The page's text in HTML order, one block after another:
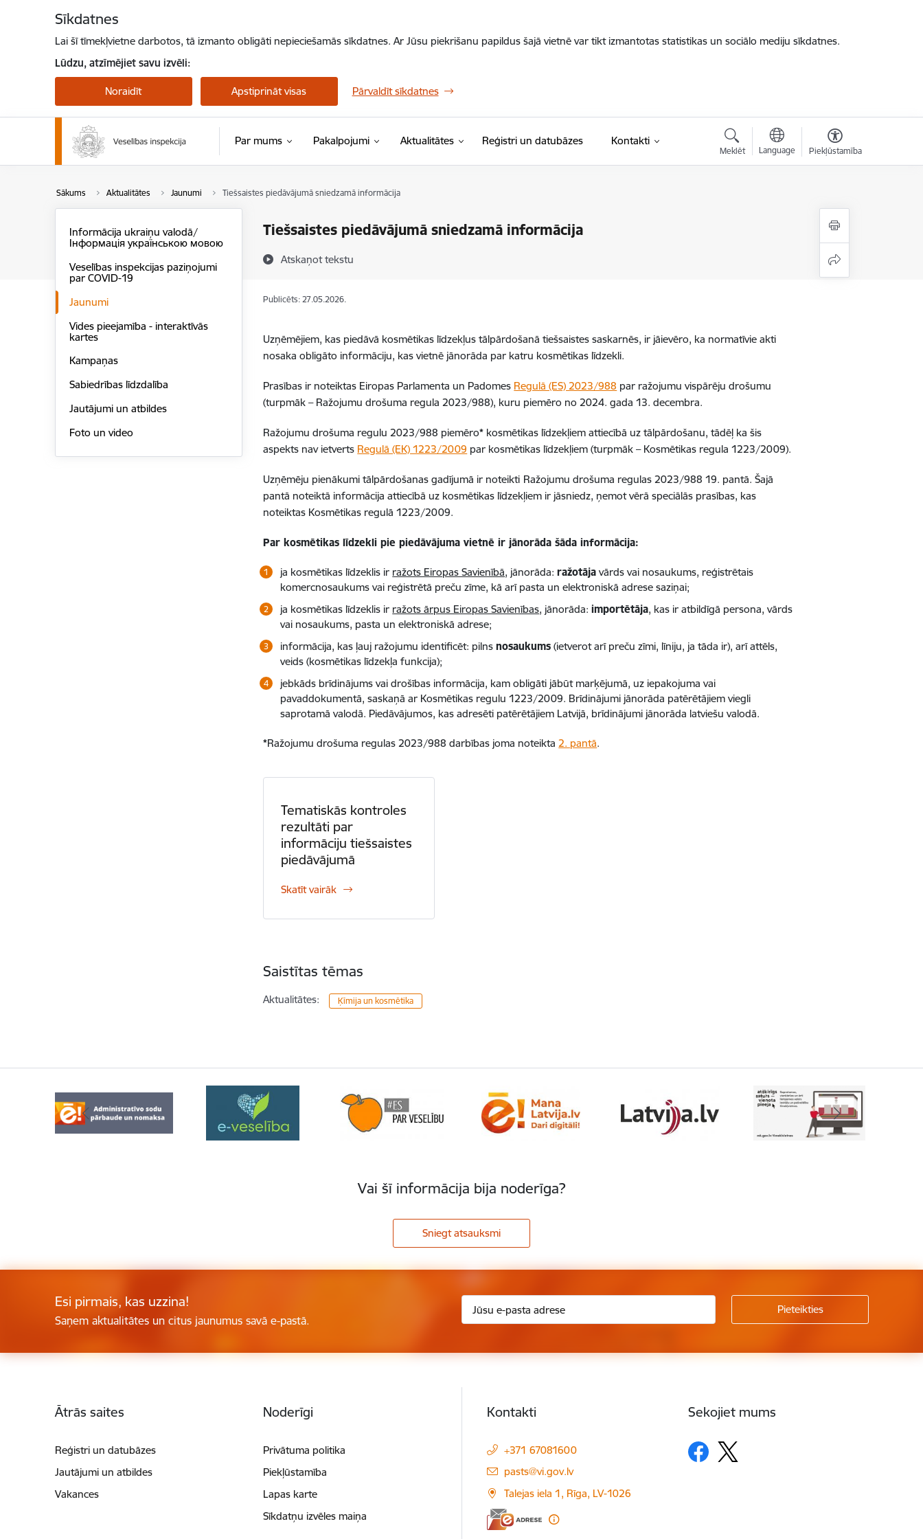
Sīkdatnes
Lai šī tīmekļvietne darbotos, tā izmanto obligāti nepieciešamās sīkdatnes. Ar Jūsu piekrišanu papildus šajā vietnē var tikt izmantotas statistikas un sociālo mediju sīkdatnes.
Lūdzu, atzīmējiet savu izvēli:
Noraidīt Apstiprināt visas Pārvaldīt sīkdatnes
Par mums Pakalpojumi Aktualitātes Reģistri un datubāzes Kontakti
Meklēt Language Piekļūstamība
Sākums Aktualitātes Jaunumi Tiešsaistes piedāvājumā sniedzamā informācija
Tiešsaistes piedāvājumā sniedzamā informācija
Atskaņot tekstu
Informācija ukraiņu valodā/
Інформація українською мовою
Veselības inspekcijas paziņojumi
par COVID-19
Jaunumi
Vides pieejamība - interaktīvās
kartes
Kampaņas
Sabiedrības līdzdalība
Jautājumi un atbildes
Foto un video
Publicēts: 27.05.2026.
Uzņēmējiem, kas piedāvā kosmētikas līdzekļus tālpārdošanā tiešsaistes saskarnēs, ir jāievēro, ka normatīvie akti
nosaka obligāto informāciju, kas vietnē jānorāda par katru kosmētikas līdzekli.
Prasības ir noteiktas Eiropas Parlamenta un Padomes Regulā (ES) 2023/988 par ražojumu vispārēju drošumu
(turpmāk – Ražojumu drošuma regula 2023/988), kuru piemēro no 2024. gada 13. decembra.
Ražojumu drošuma regulu 2023/988 piemēro* kosmētikas līdzekļiem attiecībā uz tālpārdošanu, tādēļ ka šis
aspekts nav ietverts Regulā (EK) 1223/2009 par kosmētikas līdzekļiem (turpmāk – Kosmētikas regula 1223/2009).
Uzņēmēju pienākumi tālpārdošanas gadījumā ir noteikti Ražojumu drošuma regulas 2023/988 19. pantā. Šajā
pantā noteiktā informācija attiecībā uz kosmētikas līdzekļiem ir jāsniedz, ņemot vērā speciālās prasības, kas
noteiktas Kosmētikas regulā 1223/2009.
Par kosmētikas līdzekli pie piedāvājuma vietnē ir jānorāda šāda informācija:
ja kosmētikas līdzeklis ir ražots Eiropas Savienībā, jānorāda:ražotāja vārds vai nosaukums, reģistrētais
komercnosaukums vai reģistrētā preču zīme, kā arī pasta un elektroniskā adrese saziņai;
ja kosmētikas līdzeklis ir ražots ārpus Eiropas Savienības, jānorāda:importētāja, kas ir atbildīgā persona, vārds
vai nosaukums, pasta un elektroniskā adrese;
informācija, kas ļauj ražojumu identificēt: pilnsnosaukums (ietverot arī preču zīmi, līniju, ja tāda ir), arī attēls,
veids (kosmētikas līdzekļa funkcija);
jebkāds brīdinājums vai drošības informācija, kam obligāti jābūt marķējumā, uz iepakojuma vai
pavaddokumentā, saskaņā ar Kosmētikas regulu 1223/2009. Brīdinājumi jānorāda patērētājiem viegli
saprotamā valodā. Piedāvājumos, kas adresēti patērētājiem Latvijā, brīdinājumi jānorāda latviešu valodā.
*Ražojumu drošuma regulas 2023/988 darbības joma noteikta2. pantā.
Tematiskās kontroles
rezultāti par
informāciju tiešsaistes
piedāvājumā
Skatīt vairāk
Saistītas tēmas
Aktualitātes: Ķīmija un kosmētika
Vai šī informācija bija noderīga?
Sniegt atsauksmi
Esi pirmais, kas uzzina!
Saņem aktualitātes un citus jaunumus savā e-pastā.
Ātrās saites
Reģistri un datubāzes
Jautājumi un atbildes
Vakances
Noderīgi
Privātuma politika
Piekļūstamība
Lapas karte
Sīkdatņu izvēles maiņa
Kontakti
+371 67081600
E-pasts:
pasts@vi.gov.lv
Talejas iela 1, Rīga, LV-1026
Sekojiet mums